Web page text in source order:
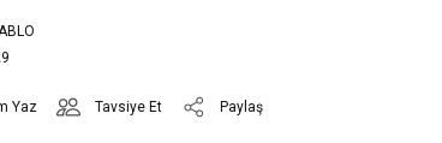
Yaz Tavsiye Et Paylaş